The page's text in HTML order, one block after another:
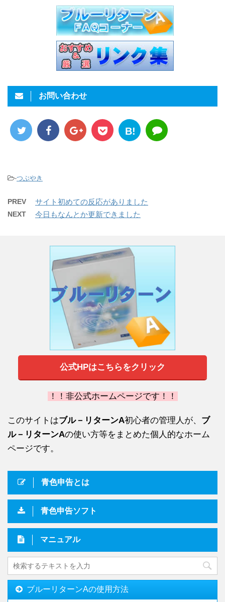
お問い合わせ
B!
-つぶやき
PREV サイト初めての反応がありました
NEXT 今日もなんとか更新できました
公式HPはこちらをクリック
！！非公式ホームページです！！
このサイトはブル－リターンA初心者の管理人が、 ブ
ル－リターンAの使い方等をまとめた個人的なホーム
ページです。
青色申告とは
青色申告ソフト
マニュアル
ブルーリターンAの使用方法